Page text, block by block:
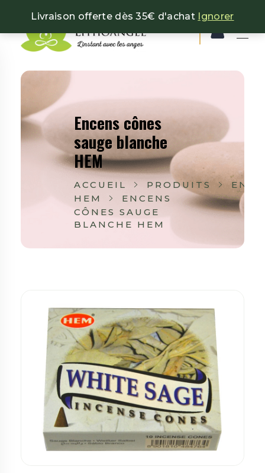
Livraison offerte dès 35€ d'achat Ignorer
ACCUEIL PRODUITS
HEM
ENCENS
CÔNES SAUGE
BLANCHE HEM
Encens cônes
sauge blanche
HEM